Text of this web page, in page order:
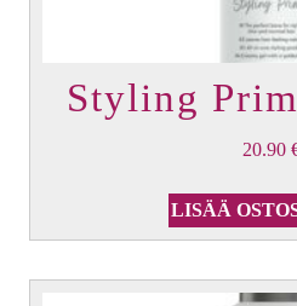
Styling
20.90
LISÄÄ